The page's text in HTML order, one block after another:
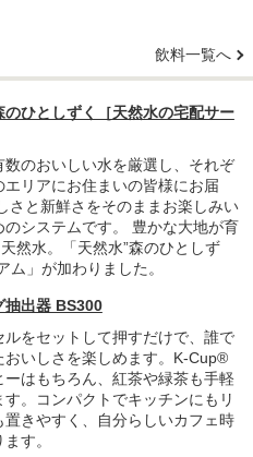
飲料一覧へ
ひとしずく［天然水の宅配サー
数のおいしい水を厳選し、それぞ
エリアにお住まいの皆様にお届
さと新鮮さをそのままお楽しみい
のシステムです。 豊かな大地が育
然水。「天然水”森のひとしず
ム」が加わりました。
抽出器 BS300
ルをセットして押すだけで、誰で
おいしさを楽しめます。K-Cup®
ーはもちろん、紅茶や緑茶も手軽
す。コンパクトでキッチンにもリ
置きやすく、自分らしいカフェ時
す。